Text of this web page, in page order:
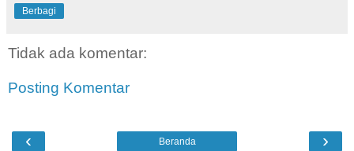
Berbagi
Tidak ada komentar:
Posting Komentar
‹ ›
Beranda